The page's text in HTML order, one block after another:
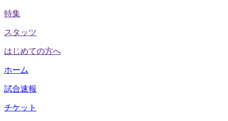
特集
スタッツ
はじめての方へ
ホーム
試合速報
チケット